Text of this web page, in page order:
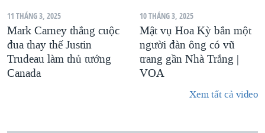
11 THÁNG 3, 2025
Mark Carney thắng cuộc
đua thay thế Justin
Trudeau làm thủ tướng
Canada
10 THÁNG 3, 2025
Mật vụ Hoa Kỳ bắn một
người đàn ông có vũ
trang gần Nhà Trắng |
VOA
Xem tất cả video